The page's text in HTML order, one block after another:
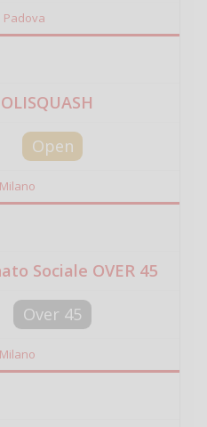
Padova
Open
Sociale OVER 45
Over 45